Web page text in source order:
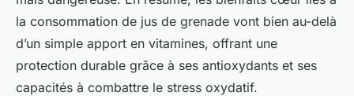
la consommation de jus de grenade vont bien au-delà
d’un simple apport en vitamines, offrant une
protection durable grâce à ses antioxydants et ses
capacités à combattre le stress oxydatif.